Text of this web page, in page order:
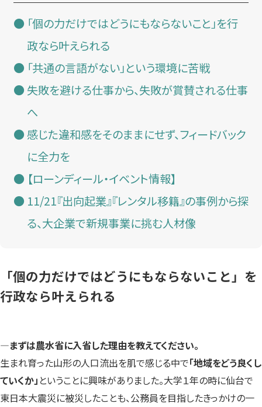
「個の力だけではどうにもならないこと」を行
政なら叶えられる
「共通の言語がない」という環境に苦戦
失敗を避ける仕事から、失敗が賞賛される仕事
へ
感じた違和感をそのままにせず、フィードバック
に全力を
【ローンディール・イベント情報】
11/21『出向起業』『レンタル移籍』の事例から探
る、大企業で新規事業に挑む人材像
「個の力だけではどうにもならないこと」を
行政なら叶えられる
―まずは農水省に入省した理由を教えてください。
生まれ育った山形の人口流出を肌で感じる中で「地域をどう良くし
ていくか」 ということに興味がありました。大学１年の時に仙台で
東日本大震災に被災したことも、公務員を目指したきっかけの一